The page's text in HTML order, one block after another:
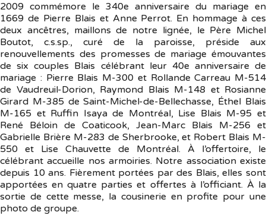
2009 commémore le 340e anniversaire du mariage en
1669 de Pierre Blais et Anne Perrot. En hommage à ces
deux ancêtres, maillons de notre lignée, le Père Michel
Boutot, c.s.sp., curé de la paroisse, préside aux
renouvellements des promesses de mariage émouvantes
de six couples Blais célébrant leur 40e anniversaire de
mariage : Pierre Blais M-300 et Rollande Carreau M-514
de Vaudreuil-Dorion, Raymond Blais M-148 et Rosianne
Girard M-385 de Saint-Michel-de-Bellechasse, Éthel Blais
M-165 et Ruffin Isaya de Montréal, Lise Blais M-95 et
René Béloin de Coaticook, Jean-Marc Blais M-256 et
Gabrielle Brière M-283 de Sherbrooke, et Robert Blais M-
550 et Lise Chauvette de Montréal. À l’offertoire, le
célébrant accueille nos armoiries. Notre association existe
depuis 10 ans. Fièrement portées par des Blais, elles sont
apportées en quatre parties et offertes à l’officiant. À la
sortie de cette messe, la cousinerie en profite pour une
photo de groupe.